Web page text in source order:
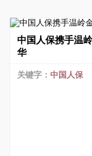
中国人保携手温
华
关键字： 中国人保